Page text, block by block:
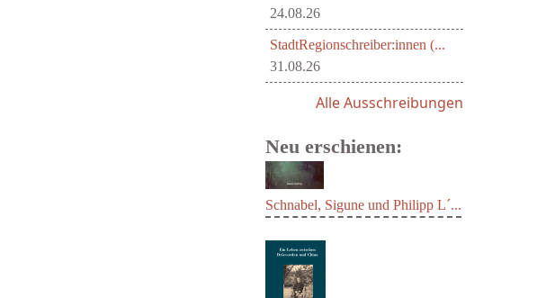
24.08.26
StadtRegionschreiber:innen (...
31.08.26
Alle Ausschreibungen
Neu erschienen:
Schnabel, Sigune und Philipp L´...